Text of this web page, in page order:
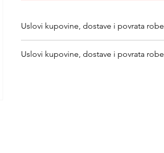
Uslovi kupovine, dostave i povrata robe
returns
Uslovi kupovine, dostave i povrata robe